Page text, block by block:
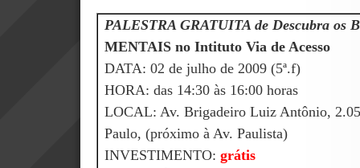
PALESTRA GRATUITA de Descubra os
MENTAIS no Intituto Via de Acesso
DATA: 02 de julho de 2009 (5ª.f)
HORA: das 14:30 às 16:00 horas
LOCAL: Av. Brigadeiro Luiz Antônio,
Paulo, (próximo à Av. Paulista)
INVESTIMENTO: grátis